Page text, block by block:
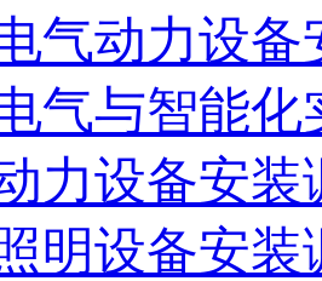
气动力设备
气与智能化
力设备安
明设备安装